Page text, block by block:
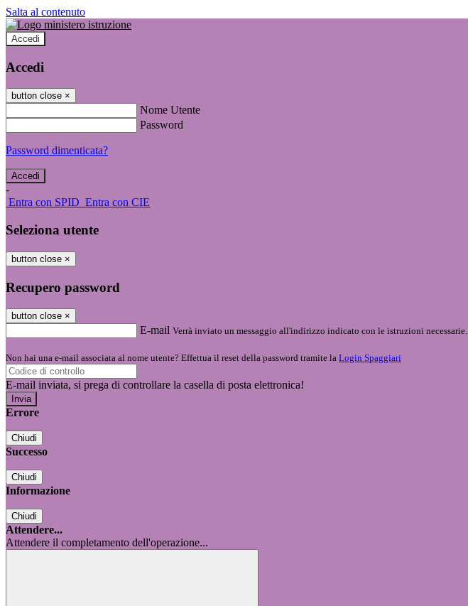
Salta al contenuto
Accedi
Accedi
button close ×
Nome Utente
Password
Password dimenticata?
-
Entra con SPID Entra con CIE
Seleziona utente
button close ×
Recupero password
button close ×
E-mail Verrà inviato un messaggio all'indirizzo indicato con le istruzioni necessarie.
Non hai una e-mail associata al nome utente? Effettua il reset della password tramite la Login Spaggiari
E-mail inviata, si prega di controllare la casella di posta elettronica!
Errore
Chiudi
Successo
Chiudi
Informazione
Chiudi
Attendere...
Attendere il completamento dell'operazione...